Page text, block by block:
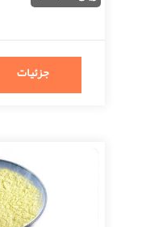
جزئیات